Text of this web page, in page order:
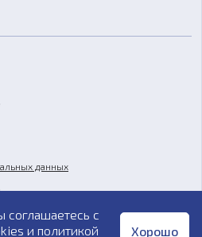
данных
соглашаетесь с
и политикой Хорошо